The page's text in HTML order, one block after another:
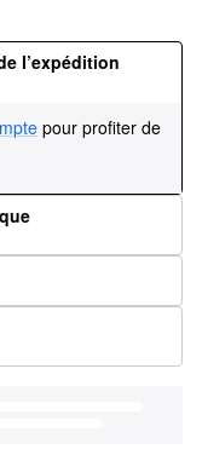
l’expédition
pour profiter de